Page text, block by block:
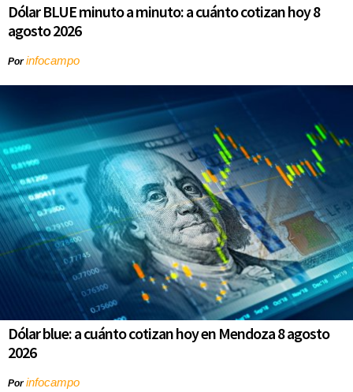
Dólar BLUE minuto a minuto: a cuánto cotizan hoy 8
agosto 2026
Porinfocampo
Dólar blue: a cuánto cotizan hoy en Mendoza 8 agosto
2026
Porinfocampo